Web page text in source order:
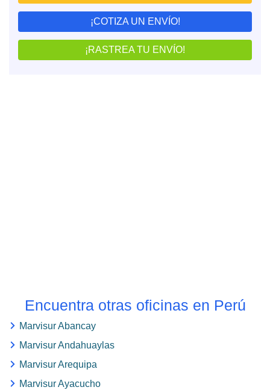
¡COTIZA UN ENVÍO!
¡RASTREA TU ENVÍO!
Encuentra otras oficinas en Perú
Marvisur Abancay
Marvisur Andahuaylas
Marvisur Arequipa
Marvisur Ayacucho